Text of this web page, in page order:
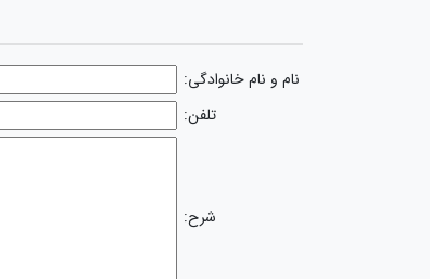
نام و نام خانوادگی:
تلفن:
شرح: